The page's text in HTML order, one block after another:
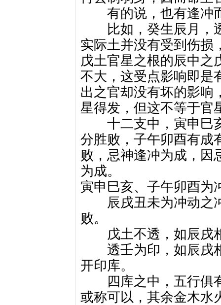
有的说，也有逢冲
比如，癸生辰月，透
实际土并没有受到伤损
戊土官星之根的辰中之
不大，这受点影响即是
出之官却没有坏的影响
星得发，但这不等于官
十二支中，寅申巳亥
分胜败，子午卯酉有成
败，忌神逢冲为成，因
为成。
寅申巳亥、子午卯酉为
辰戌丑未为冲动之冲
败。
戊土不透，如辰戌
透壬为印，如辰戌相
开印库。
四库之中，五行俱有
或称可以，其余金木水